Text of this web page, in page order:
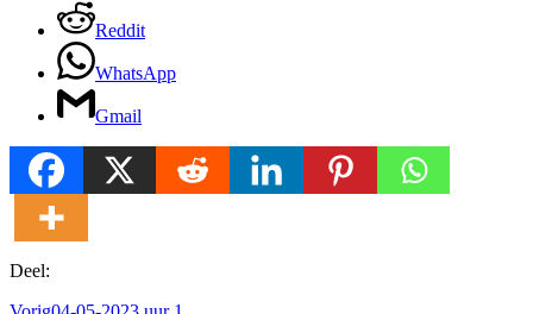
Reddit
WhatsApp
Gmail
Deel: